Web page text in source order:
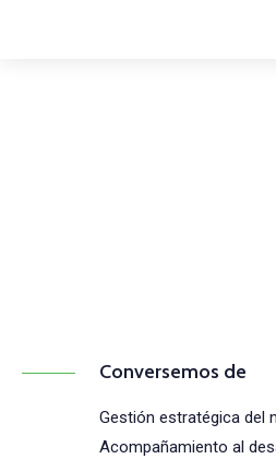
Conversemos de
Gestión estratégica del
Acompañamiento al